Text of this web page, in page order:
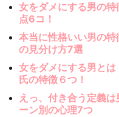
女をダメにする男の
点6コ！
本当に性格いい男の
の見分け方7選
女をダメにする男と
氏の特徴６つ！
えっ、付き合う定義
ーン別の心理7つ